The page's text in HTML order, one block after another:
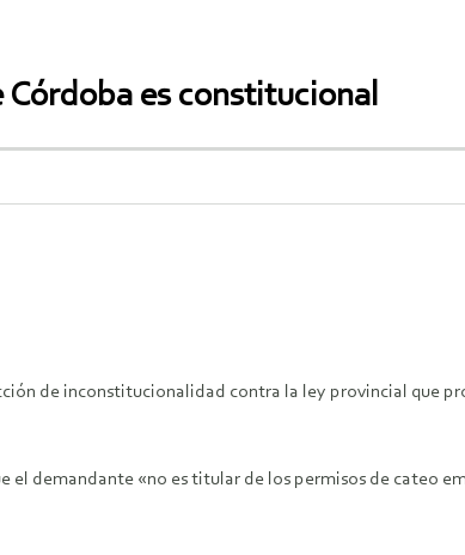
es constitucional
de inconstitucionalidad contra la ley provincial que
el demandante «no es titular de los permisos de cateo